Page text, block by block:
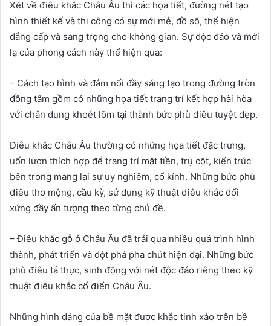
Xét về điêu khắc Châu Âu thì các họa tiết, đường nét tạo
hình thiết kế và thi công có sự mới mẻ, đồ sộ, thể hiện
đẳng cấp và sang trọng cho không gian. Sự độc đáo và mới
lạ của phong cách này thể hiện qua:
– Cách tạo hình và đắm nổi đầy sáng tạo trong đường tròn
đồng tâm gồm có những họa tiết trang trí kết hợp hài hòa
với chân dung khoét lõm tại thành bức phù điêu tuyệt đẹp.
Điêu khắc Châu Âu thường có những họa tiết đặc trưng,
uốn lượn thích hợp để trang trí mặt tiền, trụ cột, kiến trúc
bên trong mang lại sự uy nghiêm, cổ kính. Những bức phù
điêu thơ mộng, cầu kỳ, sử dụng kỹ thuật điêu khắc đối
xứng đầy ấn tượng theo từng chủ đề.
– Điêu khắc gỗ ở Châu Âu đã trải qua nhiều quá trình hình
thành, phát triển và đột phá pha chút hiện đại. Những bức
phù điêu tả thực, sinh động với nét độc đáo riêng theo kỹ
thuật điêu khắc cổ điển Châu Âu.
Những hình dáng của bề mặt được khắc tinh xảo trên bề